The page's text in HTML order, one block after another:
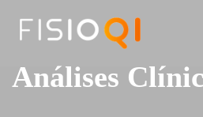
links
navigation
Análises